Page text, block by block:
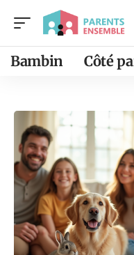
Bambin Côté